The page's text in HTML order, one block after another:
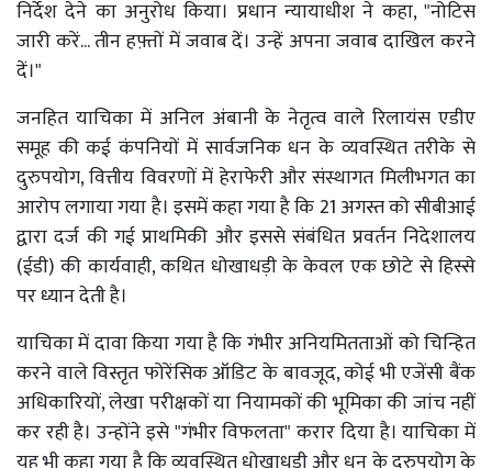
निर्देश देने का अनुरोध किया। प्रधान न्यायाधीश ने कहा, "नोटिस
जारी करें... तीन हफ़्तों में जवाब दें। उन्हें अपना जवाब दाखिल करने
दें।"
जनहित याचिका में अनिल अंबानी के नेतृत्व वाले रिलायंस एडीए
समूह की कई कंपनियों में सार्वजनिक धन के व्यवस्थित तरीके से
दुरुपयोग, वित्तीय विवरणों में हेराफेरी और संस्थागत मिलीभगत का
आरोप लगाया गया है। इसमें कहा गया है कि 21 अगस्त को सीबीआई
द्वारा दर्ज की गई प्राथमिकी और इससे संबंधित प्रवर्तन निदेशालय
(ईडी) की कार्यवाही, कथित धोखाधड़ी के केवल एक छोटे से हिस्से
पर ध्यान देती है।
याचिका में दावा किया गया है कि गंभीर अनियमितताओं को चिन्हित
करने वाले विस्तृत फोरेंसिक ऑडिट के बावजूद, कोई भी एजेंसी बैंक
अधिकारियों, लेखा परीक्षकों या नियामकों की भूमिका की जांच नहीं
कर रही है। उन्होंने इसे "गंभीर विफलता" करार दिया है। याचिका में